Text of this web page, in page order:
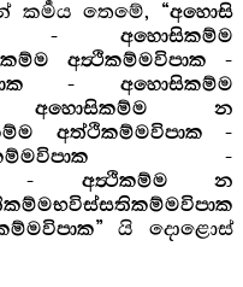
කර්‍මය තෙමේ, “අහොසි
- අහොසිකම්ම
අත්‍ථිකම්මවිපාක -
- අහොසිකම්ම
අහොසිකම්ම න
අත්ථිකම්මවිපාක -
-
- අත්‍ථිකම්ම න
යි දොළොස්